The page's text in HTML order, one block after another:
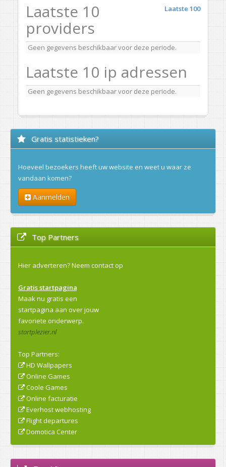
Laatste 100
Laatste 10
providers
Geen gegevens beschikbaar voor deze periode.
Laatste 10 ip adressen
Geen gegevens beschikbaar voor deze periode.
Gratis statistieken?
Hoeveel bezoekers heeft uw website en weet u waar ze
vandaan komen?
Aanmelden
Top Partners
Hier adverteren?Neem contact op
Gratis startpagina
Maak nu gratis een
startpagina aan over jouw
favoriete onderwerp.
startplezier.nl
Top Partners:
HD Wallpapers
Online Games
Coole Games
Online facturatie
Everhost webhosting
Flight departures
Domotica Center